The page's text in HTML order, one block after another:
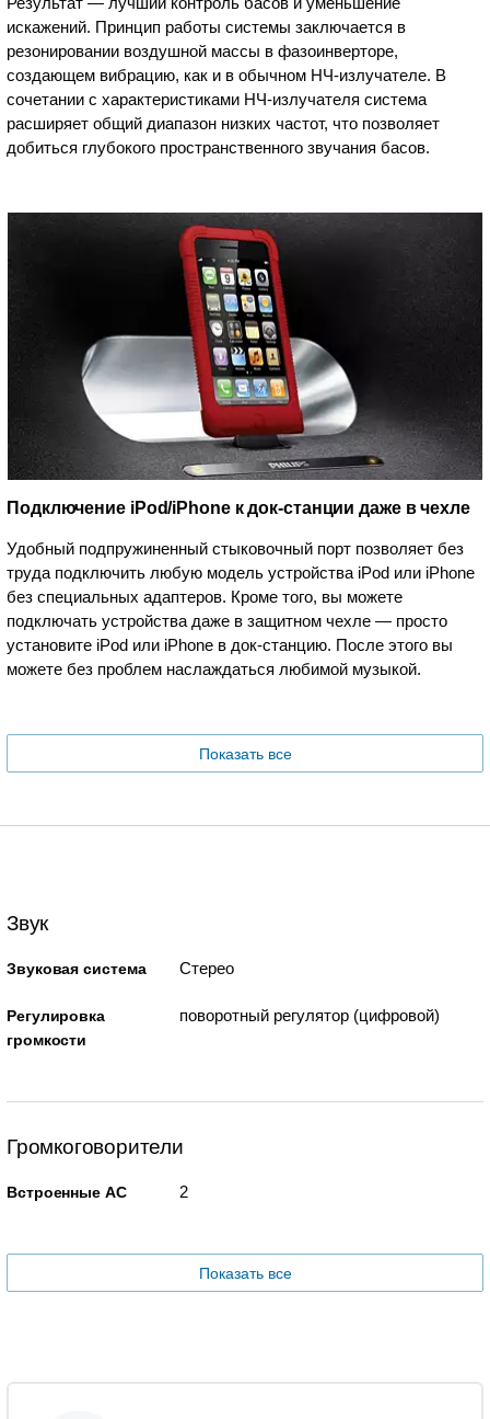
искажений. Принцип работы системы заключается в
резонировании воздушной массы в фазоинверторе,
создающем вибрацию, как и в обычном НЧ-излучателе. В
сочетании с характеристиками НЧ-излучателя система
расширяет общий диапазон низких частот, что позволяет
добиться глубокого пространственного звучания басов.
Подключение iPod/iPhone к док-станции даже в чехле
Удобный подпружиненный стыковочный порт позволяет без
труда подключить любую модель устройства iPod или iPhone
без специальных адаптеров. Кроме того, вы можете
подключать устройства даже в защитном чехле — просто
установите iPod или iPhone в док-станцию. После этого вы
можете без проблем наслаждаться любимой музыкой.
Показать все
Звук
Звуковая система Стерео
Регулировка
громкости
поворотный регулятор (цифровой)
Громкоговорители
Встроенные АС 2
Показать все